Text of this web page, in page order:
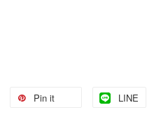
Pin it LINE